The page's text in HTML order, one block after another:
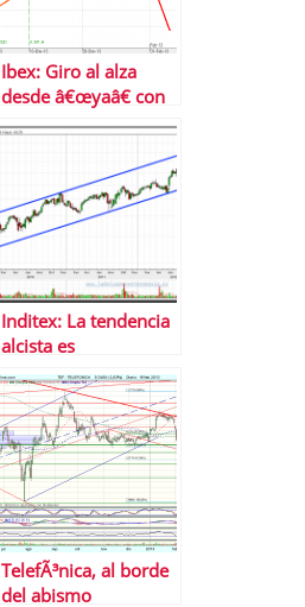
Ibex: Giro al alza
desde â€œyaâ€ con
un â€œa-b-câ€
Inditex: La tendencia
alcista es
incombustible
TelefÃ³nica, al borde
del abismo